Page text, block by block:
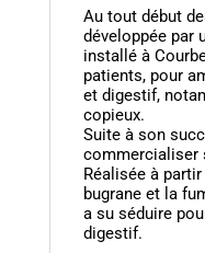
Au tout début
développée par
installé à
patients, pour
et digestif,
copieux.
Suite à son
commercialiser
Réalisée à
bugrane et la
a su séduire
digestif.